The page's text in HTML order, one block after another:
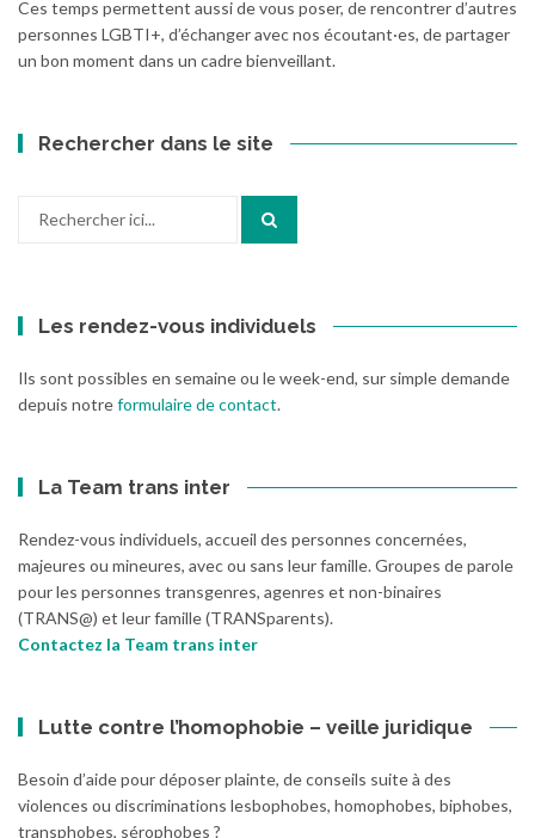
Ces temps permettent aussi de vous poser, de rencontrer d’autres
personnes LGBTI+, d’échanger avec nos écoutant·es, de partager
un bon moment dans un cadre bienveillant.
Rechercher dans le site
Les rendez-vous individuels
Ils sont possibles en semaine ou le week-end, sur simple demande
depuis notreformulaire de contact.
La Team trans inter
Rendez-vous individuels, accueil des personnes concernées,
majeures ou mineures, avec ou sans leur famille. Groupes de parole
pour les personnes transgenres, agenres et non-binaires
(TRANS@) et leur famille (TRANSparents).
Contactez la Team trans inter
Lutte contre l’homophobie – veille juridique
Besoin d’aide pour déposer plainte, de conseils suite à des
violences ou discriminations lesbophobes, homophobes, biphobes,
transphobes, sérophobes ?